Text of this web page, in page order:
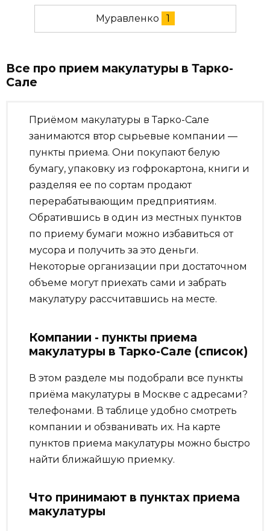
Муравленко 1
Все про прием макулатуры в Тарко-
Сале
Приёмом макулатуры в Тарко-Сале
занимаются втор сырьевые компании —
пункты приема. Они покупают белую
бумагу, упаковку из гофрокартона, книги и
разделяя ее по сортам продают
перерабатывающим предприятиям.
Обратившись в один из местных пунктов
по приему бумаги можно избавиться от
мусора и получить за это деньги.
Некоторые организации при достаточном
объеме могут приехать сами и забрать
макулатуру рассчитавшись на месте.
Компании - пункты приема
макулатуры в Тарко-Сале (список)
В этом разделе мы подобрали все пункты
приёма макулатуры в Москве с адресами?
телефонами. В таблице удобно смотреть
компании и обзванивать их. На карте
пунктов приема макулатуры можно быстро
найти ближайшую приемку.
Что принимают в пунктах приема
макулатуры